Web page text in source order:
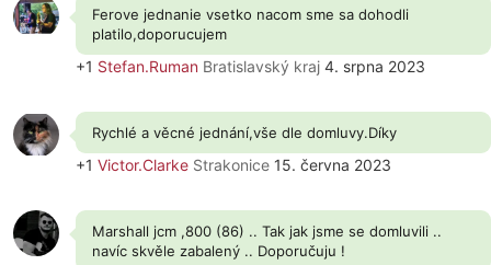
Ferove jednanie vsetko nacom sme sa dohodli
platilo,doporucujem
+1 Stefan.Ruman Bratislavský kraj 4. srpna 2023
Rychlé a věcné jednání,vše dle domluvy.Díky
+1 Victor.Clarke Strakonice 15. června 2023
Marshall jcm ,800 (86) .. Tak jak jsme se domluvili ..
navíc skvěle zabalený .. Doporučuju !